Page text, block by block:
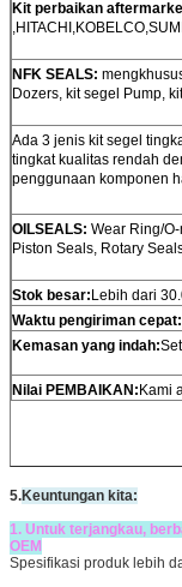
Kit perbaikan
NFK SEALS:
Dozers, kit segel Pump,
Ada 3 jenis kit segel
tingkat kualitas rendah
penggunaan komponen
OILSEALS: Wear Ring/
Piston Seals, Rotary
Stok besar: Lebih dari
Waktu pengiriman cepat:
Kemasan yang indah:
Nilai PEMBAIKAN: Kami
5.Keuntungan kita:
1. Untuk terjangkau,
OEM
Spesifikasi produk lebih